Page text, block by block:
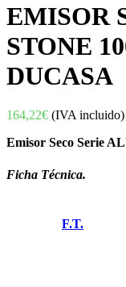
EMISOR
STONE
DUCASA
164,22€ (IVA incluido)
Emisor Seco Serie
Ficha Técnica.
F.T.